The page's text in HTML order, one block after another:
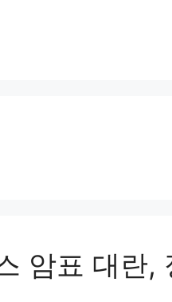
암표 대란,